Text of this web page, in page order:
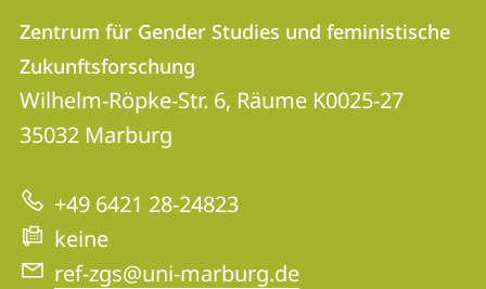
Kontakt
und
Informationen
zur
Website
Kontaktinformationen
Zentrum
für
Gender
und
feministische
Zukunftsforschung
Zentrum für Gender Studies und feministische
Zukunftsforschung
Wilhelm-Röpke-Str. 6, Räume K0025-27
35032 Marburg
+49 6421 28-24823
keine
ref-zgs@uni-marburg.de